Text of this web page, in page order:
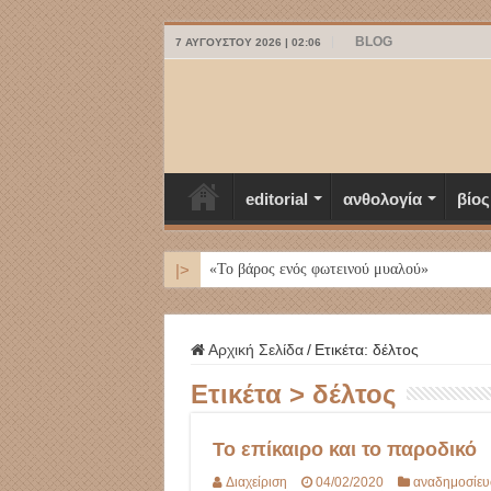
7 ΑΥΓΟΎΣΤΟΥ 2026 | 02:06 BLOG
editorial ανθολογία βίος
|> Μ
Αρχική Σελίδα / Ετικέτα: δέλτος
Ετικέτα > δέλτος
Το επίκαιρο και το παροδικό
Διαχείριση 04/02/2020